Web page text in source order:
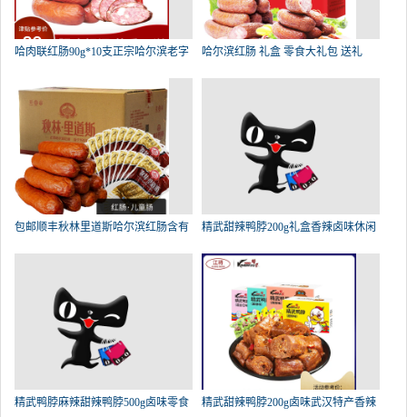
哈肉联红肠90g*10支正宗哈尔滨老字 哈尔滨红肠 礼盒 零食大礼包 送礼
包邮顺丰秋林里道斯哈尔滨红肠含有 精武甜辣鸭脖200g礼盒香辣卤味休闲
精武鸭脖麻辣甜辣鸭脖500g卤味零食 精武甜辣鸭脖200g卤味武汉特产香辣